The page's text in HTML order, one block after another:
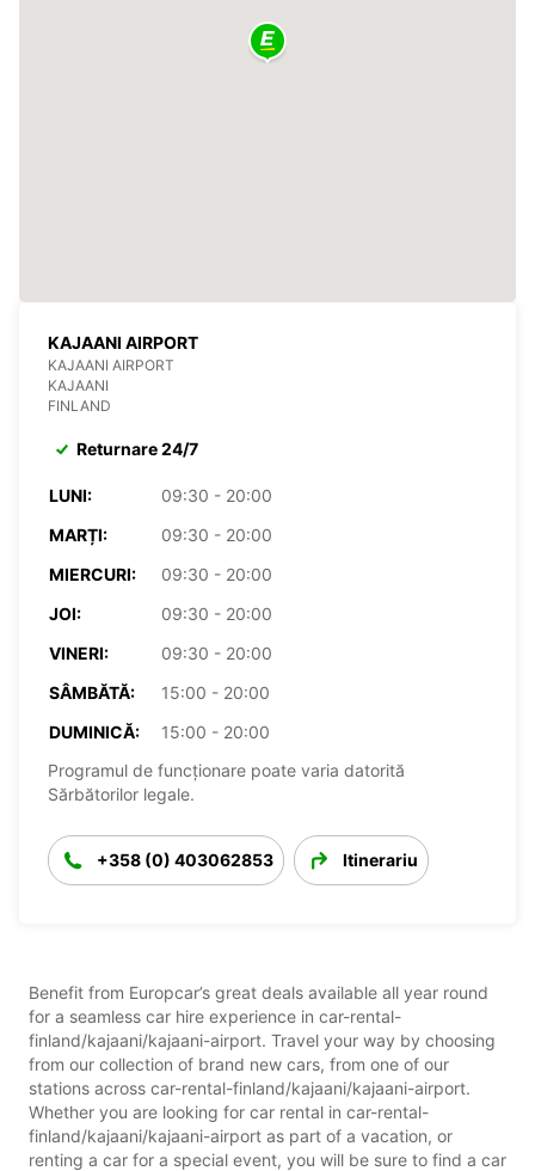
KAJAANI AIRPORT
KAJAANI AIRPORT
KAJAANI
FINLAND
Returnare 24/7
LUNI:
09:30 - 20:00
MARȚI:
09:30 - 20:00
MIERCURI:
09:30 - 20:00
JOI:
09:30 - 20:00
VINERI:
09:30 - 20:00
SÂMBĂTĂ:
15:00 - 20:00
DUMINICĂ:
15:00 - 20:00
Programul de funcționare poate varia datorită
Sărbătorilor legale.
+358 (0) 403062853 Itinerariu
Benefit from Europcar’s great deals available all year round
for a seamless car hire experience in car-rental-
finland/kajaani/kajaani-airport. Travel your way by choosing
from our collection of brand new cars, from one of our
stations across car-rental-finland/kajaani/kajaani-airport.
Whether you are looking for car rental in car-rental-
finland/kajaani/kajaani-airport as part of a vacation, or
renting a car for a special event, you will be sure to find a car